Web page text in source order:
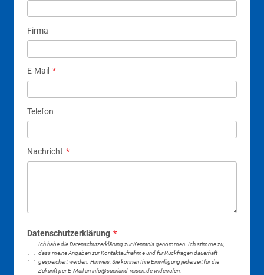
Firma
E-Mail *
Telefon
Nachricht *
Datenschutzerklärung *
Ich habe dieDatenschutzerklärung zur Kenntnis genommen. Ich stimme zu,
dass meine Angaben zur Kontaktaufnahme und für Rückfragen dauerhaft
gespeichert werden. Hinweis: Sie können Ihre Einwilligung jederzeit für die
Zukunft per E-Mail an info@suerland-reisen.de widerrufen.